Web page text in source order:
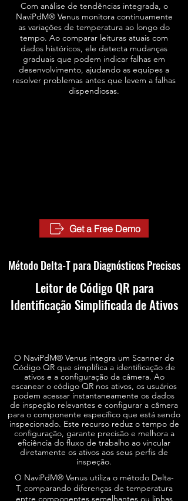
Com análise de tendências integrada, o
NaviPdM® Venus monitora continuamente
as variações de temperatura ao longo do
tempo. Ao comparar leituras atuais com
dados históricos, ele detecta mudanças
graduais que podem indicar falhas em
desenvolvimento, ajudando as equipes a
resolver problemas antes que levem a falhas
dispendiosas.
Get a Free Demo
Método Delta-T para Diagnósticos Precisos
Leitor de Código QR para
Identificação Simplificada de Ativos
O NaviPdM® Venus integra um Scanner de
Código QR que simplifica a identificação de
ativos e a configuração da câmera. Ao
escanear o código QR nos ativos, os usuários
podem acessar instantaneamente os dados
de inspeção relevantes e configurar a câmera
para o componente específico que está sendo
inspecionado. Este recurso reduz o tempo de
configuração, garante precisão e melhora a
eficiência do fluxo de trabalho ao vincular
diretamente os ativos aos seus perfis de
inspeção.
O NaviPdM® Venus utiliza o método Delta-
T, comparando diferenças de temperatura
entre componentes semelhantes ou linhas